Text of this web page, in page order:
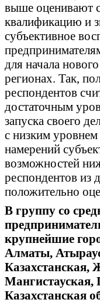
выше оценивают
квалификацию и
субъективное
для начала
регионах. Так,
респондентов
достаточным
запуска своего
с низким
намерений
возможностей
респондентов из
положительно
В группу со
крупнейшие
Алматы,
Казахстанская,
Мангистауская,
Казахстанская